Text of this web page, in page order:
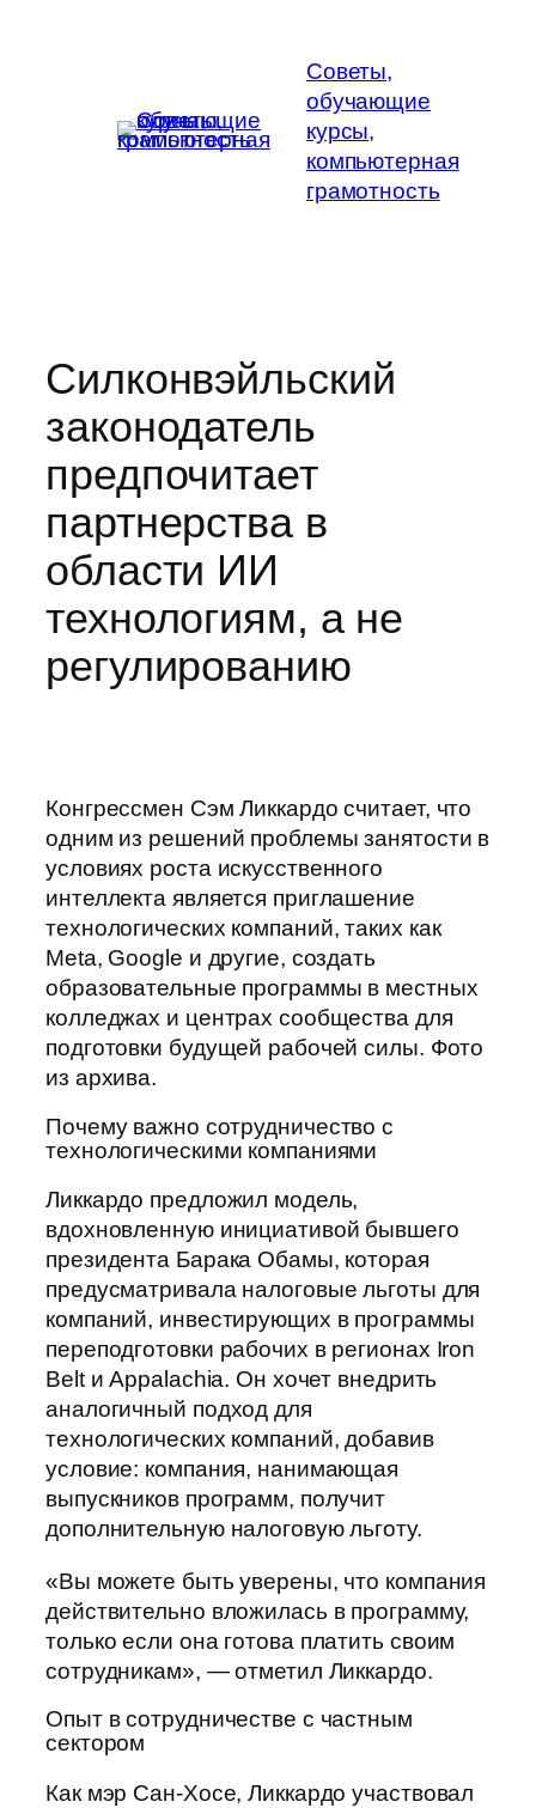
Советы,
обучающие
курсы,
компьютерная
грамотность
Силконвэйльский
законодатель
предпочитает
партнерства в
области ИИ
технологиям, а не
регулированию
Конгрессмен Сэм Ликкардо считает, что
одним из решений проблемы занятости в
условиях роста искусственного
интеллекта является приглашение
технологических компаний, таких как
Meta, Google и другие, создать
образовательные программы в местных
колледжах и центрах сообщества для
подготовки будущей рабочей силы. Фото
из архива.
Почему важно сотрудничество с
технологическими компаниями
Ликкардо предложил модель,
вдохновленную инициативой бывшего
президента Барака Обамы, которая
предусматривала налоговые льготы для
компаний, инвестирующих в программы
переподготовки рабочих в регионах Iron
Belt и Appalachia. Он хочет внедрить
аналогичный подход для
технологических компаний, добавив
условие: компания, нанимающая
выпускников программ, получит
дополнительную налоговую льготу.
«Вы можете быть уверены, что компания
действительно вложилась в программу,
только если она готова платить своим
сотрудникам», — отметил Ликкардо.
Опыт в сотрудничестве с частным
сектором
Как мэр Сан-Хосе, Ликкардо участвовал